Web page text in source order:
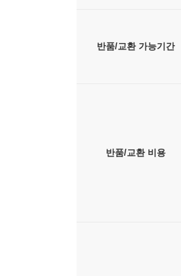
반품/교환 가능기간
반품/교환 비용